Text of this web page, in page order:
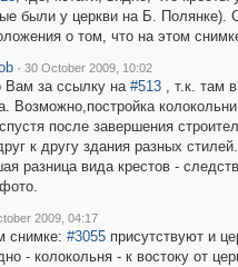
были у церкви на Б. Полянке).
о том, что на этом
· 30 October 2009, 10:02
Вам за ссылку на #513, т.к. там
Возможно,постройка
после завершения
к другу здания разных
разница вида крестов -
2009, 04:17
снимке: #3055присутствуют и
- колокольня - к востоку от